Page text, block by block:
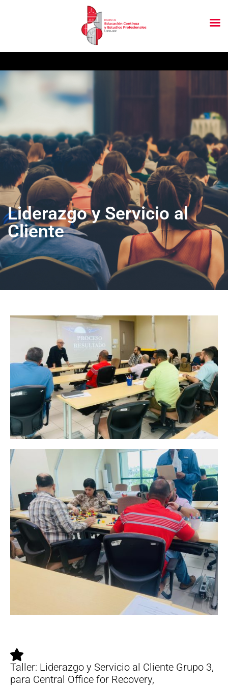
Liderazgo y Servicio al
Cliente
Taller: Liderazgo y Servicio al Cliente Grupo 3,
para Central Office for Recovery,